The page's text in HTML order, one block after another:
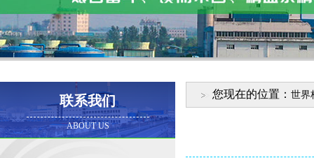
联系我们
ABOUT US
您现在的位置： 世界